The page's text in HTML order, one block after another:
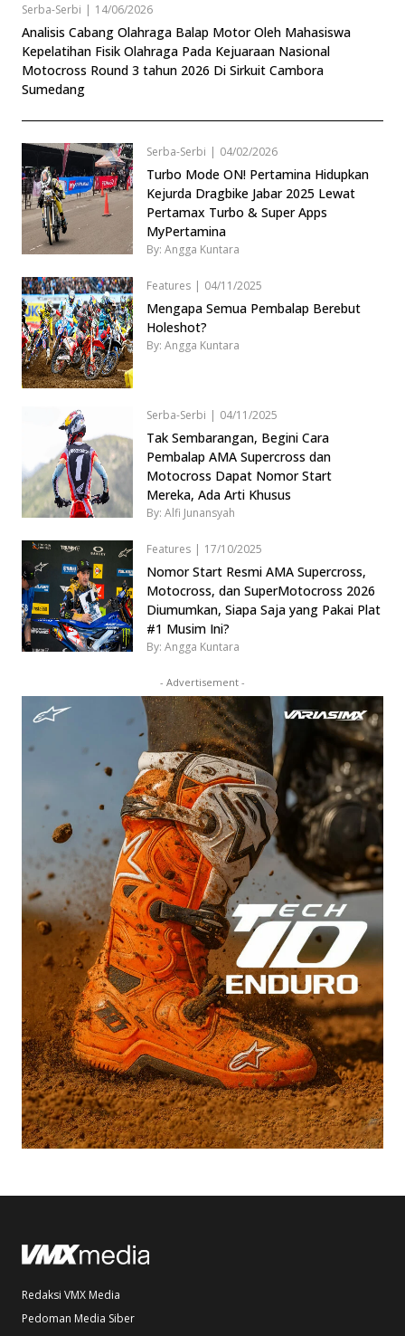
Serba-Serbi | 14/06/2026
Analisis Cabang Olahraga Balap Motor Oleh Mahasiswa
Kepelatihan Fisik Olahraga Pada Kejuaraan Nasional
Motocross Round 3 tahun 2026 Di Sirkuit Cambora
Sumedang
Serba-Serbi | 04/02/2026
Turbo Mode ON! Pertamina Hidupkan
Kejurda Dragbike Jabar 2025 Lewat
Pertamax Turbo & Super Apps
MyPertamina
By: Angga Kuntara
Features | 04/11/2025
Mengapa Semua Pembalap Berebut
Holeshot?
By: Angga Kuntara
Serba-Serbi | 04/11/2025
Tak Sembarangan, Begini Cara
Pembalap AMA Supercross dan
Motocross Dapat Nomor Start
Mereka, Ada Arti Khusus
By: Alfi Junansyah
Features | 17/10/2025
Nomor Start Resmi AMA Supercross,
Motocross, dan SuperMotocross 2026
Diumumkan, Siapa Saja yang Pakai Plat
#1 Musim Ini?
By: Angga Kuntara
- Advertisement -
Redaksi VMX Media
Pedoman Media Siber